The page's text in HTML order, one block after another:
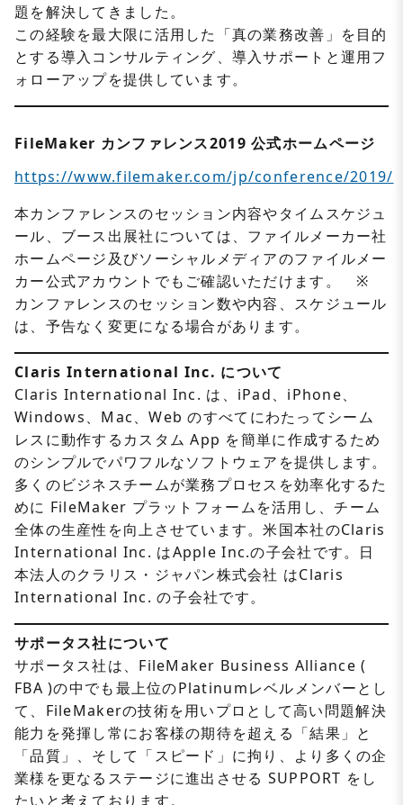
題を解決してきました。
この経験を最大限に活用した「真の業務改善」を目的
とする導入コンサルティング、導入サポートと運用フ
ォローアップを提供しています。
FileMaker カンファレンス2019 公式ホームページ
https://www.filemaker.com/jp/conference/2019/
本カンファレンスのセッション内容やタイムスケジュ
ール、ブース出展社については、ファイルメーカー社
ホームページ及びソーシャルメディアのファイルメー
カー公式アカウントでもご確認いただけます。 ※
カンファレンスのセッション数や内容、スケジュール
は、予告なく変更になる場合があります。
Claris International Inc. について
Claris International Inc. は、iPad、iPhone、
Windows、Mac、Web のすべてにわたってシーム
レスに動作するカスタム App を簡単に作成するため
のシンプルでパワフルなソフトウェアを提供します。
多くのビジネスチームが業務プロセスを効率化するた
めに FileMaker プラットフォームを活用し、チーム
全体の生産性を向上させています。米国本社のClaris
International Inc. はApple Inc.の子会社です。日
本法人のクラリス・ジャパン株式会社 はClaris
International Inc. の子会社です。
サポータス社について
サポータス社は、FileMaker Business Alliance (
FBA )の中でも最上位のPlatinumレベルメンバーとし
て、FileMakerの技術を用いプロとして高い問題解決
能力を発揮し常にお客様の期待を超える「結果」と
「品質」、そして「スピード」に拘り、より多くの企
業様を更なるステージに進出させる SUPPORT をし
たいと考えております。